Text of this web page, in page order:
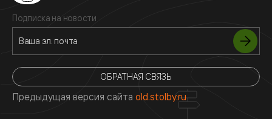
Подписка на новости
ОБРАТНАЯ СВЯЗЬ
Предыдущая версия сайта old.stolby.ru